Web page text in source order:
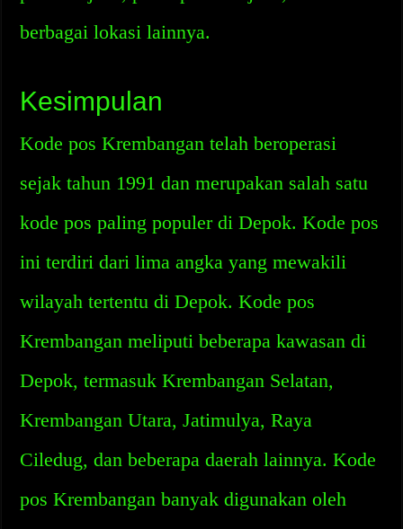
berbagai lokasi lainnya.
Kesimpulan
Kode pos Krembangan telah beroperasi
sejak tahun 1991 dan merupakan salah satu
kode pos paling populer di Depok. Kode pos
ini terdiri dari lima angka yang mewakili
wilayah tertentu di Depok. Kode pos
Krembangan meliputi beberapa kawasan di
Depok, termasuk Krembangan Selatan,
Krembangan Utara, Jatimulya, Raya
Ciledug, dan beberapa daerah lainnya. Kode
pos Krembangan banyak digunakan oleh